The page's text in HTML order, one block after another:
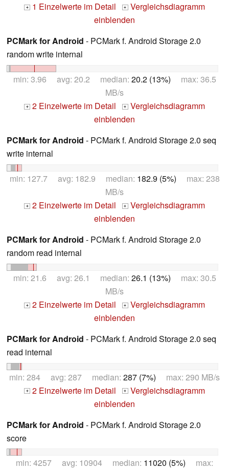
+ 1 Einzelwerte im Detail + Vergleichsdiagramm
einblenden
PCMark for Android - PCMark f. Android Storage 2.0
random write internal
min: 3.96 avg: 20.2 median: 20.2 (13%) max: 36.5
MB/s
+ 2 Einzelwerte im Detail + Vergleichsdiagramm
einblenden
PCMark for Android - PCMark f. Android Storage 2.0 seq
write internal
min: 127.7 avg: 182.9 median: 182.9 (5%) max: 238
MB/s
+ 2 Einzelwerte im Detail + Vergleichsdiagramm
einblenden
PCMark for Android - PCMark f. Android Storage 2.0
random read internal
min: 21.6 avg: 26.1 median: 26.1 (13%) max: 30.5
MB/s
+ 2 Einzelwerte im Detail + Vergleichsdiagramm
einblenden
PCMark for Android - PCMark f. Android Storage 2.0 seq
read internal
min: 284 avg: 287 median: 287 (7%) max: 290 MB/s
+ 2 Einzelwerte im Detail + Vergleichsdiagramm
einblenden
PCMark for Android - PCMark f. Android Storage 2.0
score
min: 4257 avg: 10904 median: 11020 (5%) max: